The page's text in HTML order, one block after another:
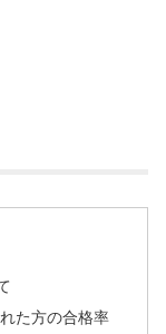
た方の合格率